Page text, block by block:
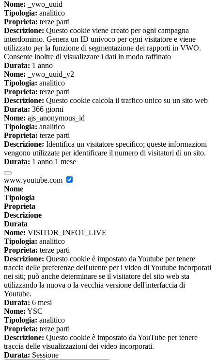
Nome: _vwo_uuid
Tipologia: analitico
Proprieta: terze parti
Descrizione: Questo cookie viene creato per ogni campagna
interdominio. Genera un ID univoco per ogni visitatore e viene
utilizzato per la funzione di segmentazione dei rapporti in VWO.
Consente inoltre di visualizzare i dati in modo raffinato
Durata: 1 anno
Nome: _vwo_uuid_v2
Tipologia: analitico
Proprieta: terze parti
Descrizione: Questo cookie calcola il traffico unico su un sito web
Durata: 366 giorni
Nome: ajs_anonymous_id
Tipologia: analitico
Proprieta: terze parti
Descrizione: Identifica un visitatore specifico; queste informazioni
vengono utilizzate per identificare il numero di visitatori di un sito.
Durata: 1 anno 1 mese
www.youtube.com
Nome
Tipologia
Proprieta
Descrizione
Durata
Nome: VISITOR_INFO1_LIVE
Tipologia: analitico
Proprieta: terze parti
Descrizione: Questo cookie è impostato da Youtube per tenere
traccia delle preferenze dell'utente per i video di Youtube incorporati
nei siti; può anche determinare se il visitatore del sito web sta
utilizzando la nuova o la vecchia versione dell'interfaccia di
Youtube.
Durata: 6 mesi
Nome: YSC
Tipologia: analitico
Proprieta: terze parti
Descrizione: Questo cookie è impostato da YouTube per tenere
traccia delle visualizzazioni dei video incorporati.
Durata: Sessione